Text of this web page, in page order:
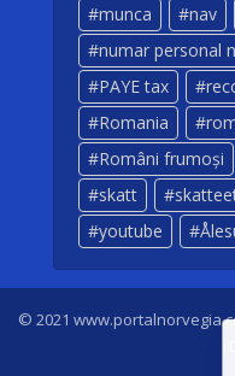
munca
nav
numar personal
PAYE tax
Romania
Români frumoși
skatt
youtube
© 2021